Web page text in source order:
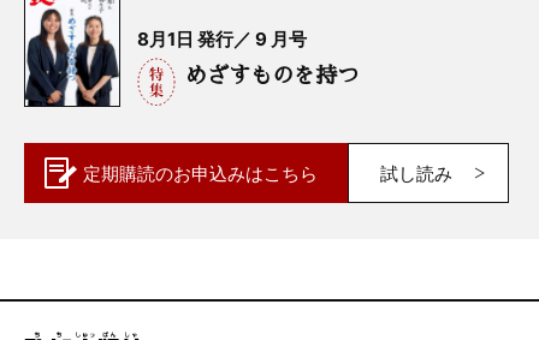
8月1日 発行／ 9 月号
めざすものを持つ
定期購読のお申込みはこちら 試し読み